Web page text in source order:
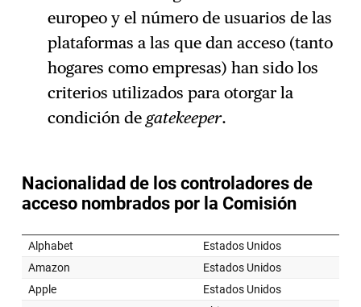
europeo y el número de usuarios de las
plataformas a las que dan acceso (tanto
hogares como empresas) han sido los
criterios utilizados para otorgar la
condición de gatekeeper.